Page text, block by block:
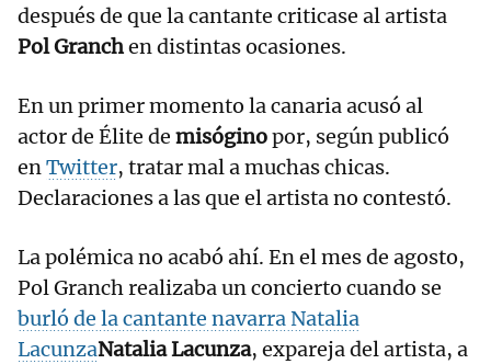
después de que la cantante criticase al artista
Pol Granchen distintas ocasiones.
En un primer momento la canaria acusó al
actor de Élite de misóginopor, según publicó
enTwitter, tratar mal a muchas chicas.
Declaraciones a las que el artista no contestó.
La polémica no acabó ahí. En el mes de agosto,
Pol Granch realizaba un concierto cuando se
burló de la cantante navarra Natalia
LacunzaNatalia Lacunza, expareja del artista, a